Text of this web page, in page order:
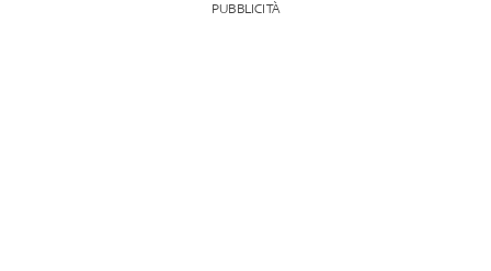
PUBBLICITÀ